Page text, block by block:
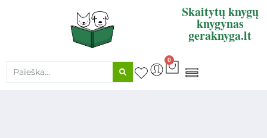
Skaitytų knygų
knygynas
geraknyga.lt
0